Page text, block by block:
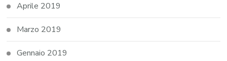
Aprile 2019
Marzo 2019
Gennaio 2019